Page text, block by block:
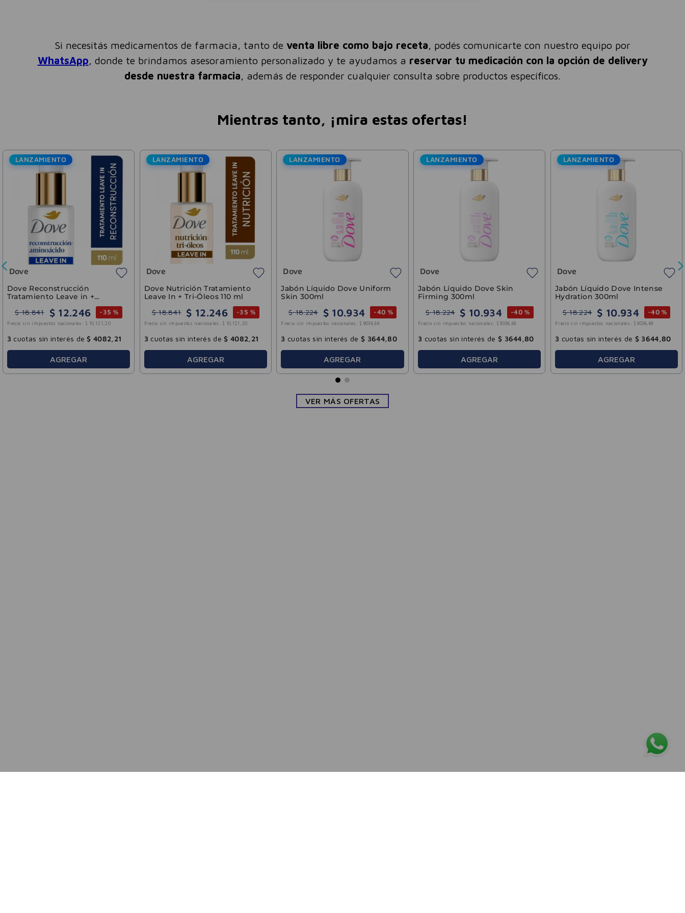
Si necesitás medicamentos de farmacia, tanto de venta libre como bajo receta, podés comunicarte con nuestro equipo por
WhatsApp, donde te brindamos asesoramiento personalizado y te ayudamos a reservar tu medicación con la opción de delivery
desde nuestra farmacia, además de responder cualquier consulta sobre productos específicos.
Mientras tanto, ¡mira estas ofertas!
LANZAMIENTO
Dove
Dove Reconstrucción
Tratamiento Leave in +
$ 18.841 $ 12.246 - 35 %
Precio sin impuestos nacionales: $ 10 .121 , 20
3 cuotas sin interés de $ 4082 21
AGREGAR
LANZAMIENTO
Dove
Dove Nutrición Tratamiento
Leave In + Tri-Óleos 110 ml
$ 18.841 $ 12.246 -35 %
Precio sin impuestos nacionales: $ 10. 121 , 20
3cuotas sin interés de $ 4082 21
AGREGAR
LANZAMIENTO
Dove
Jabón Líquido Dove Uniform
Skin 300ml
$ 18.224 $ 10.934 -40 %
Precio sin impuestos nacionales: $ 9036,69
3 cuotas sin interés de $ 3644 ,80
AGREGAR
LANZAMIENTO
Dove
Jabón Líquido Dove Skin
Firming 300ml
$ 18.224 $ 10.934 -40 %
Precio sin impuestos nacionales: $ 9036 ,69
3 cuotas sin interés de $ 3644 ,80
AGREGAR
LANZAMIENTO
Dove
Jabón Líquido Dove Intense
Hydration 300ml
$ 18.224 $ 10.934 -40 %
Precio sin impuestos nacionales: $ 9036, 69
3 cuotas sin interés de $ 3644 80
AGREGAR
VER MÁS OFERTAS